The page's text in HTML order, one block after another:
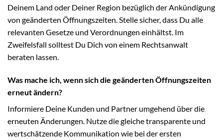
Deinem Land oder Deiner Region bezüglich der Ankündigung
von geänderten Öffnungszeiten. Stelle sicher, dass Du alle
relevanten Gesetze und Verordnungen einhältst. Im
Zweifelsfall solltest Du Dich von einem Rechtsanwalt
beraten lassen.
Was mache ich, wenn sich die geänderten Öffnungszeiten
erneut ändern?
Informiere Deine Kunden und Partner umgehend über die
erneuten Änderungen. Nutze die gleiche transparente und
wertschätzende Kommunikation wie bei der ersten